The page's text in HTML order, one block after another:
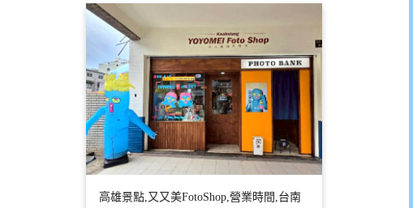
高雄景點,又又美FotoShop,營業時間,台南